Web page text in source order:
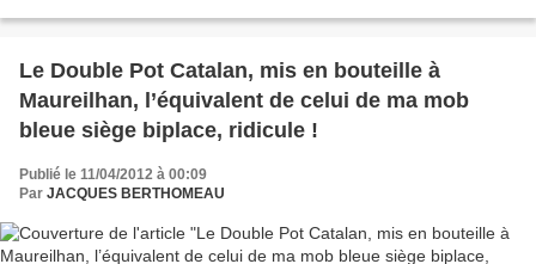
Le Double Pot Catalan, mis en bouteille à
Maureilhan, l’équivalent de celui de ma mob
bleue siège biplace, ridicule !
Publié le 11/04/2012 à 00:09
Par JACQUES BERTHOMEAU